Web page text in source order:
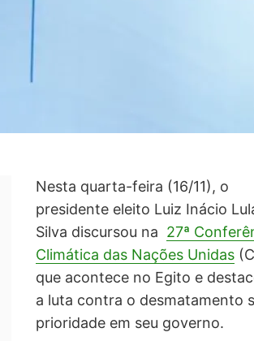
Nesta quarta-feira (16/11), o
presidente eleito Luiz Inácio
Silva discursou na 27ª
Climática das Nações Unidas
que acontece no Egito e
a luta contra o desmatamento
prioridade em seu governo.